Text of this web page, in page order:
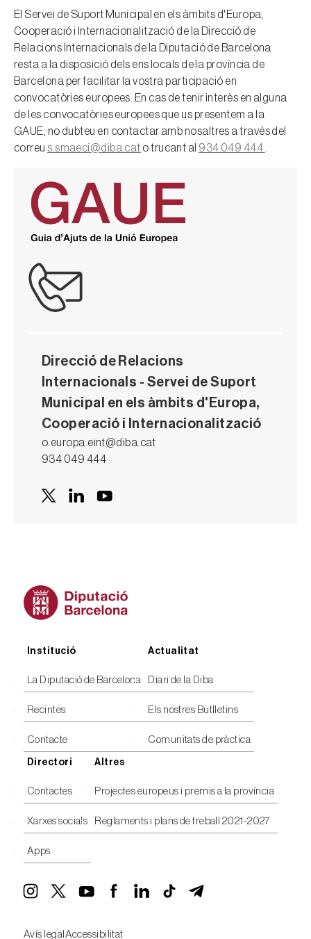
El Servei de Suport Municipal en els àmbits d'Europa,
Cooperació i Internacionalització de la Direcció de
Relacions Internacionals de la Diputació de Barcelona
resta a la disposició dels ens locals de la província de
Barcelona per facilitar la vostra participació en
convocatòries europees. En cas de tenir interès en alguna
de les convocatòries europees que us presentem a la
GAUE, no dubteu en contactar amb nosaltres a través del
correus.smaeci@diba.cat o trucant al 934 049 444
Direcció de Relacions
Internacionals - Servei de Suport
Municipal en els àmbits d'Europa,
Cooperació i Internacionalització
o.europa.eint@diba.cat
934 049 444
Peu
Institució
La Diputació de Barcelona
Recintes
Contacte
Actualitat
Diari de la Diba
Els nostres Butlletins
Comunitats de pràctica
Directori
Contactes
Xarxes socials
Apps
Altres
Projectes europeus i premis a la província
Reglaments i plans de treball 2021-2027
Avís legal Accessibilitat